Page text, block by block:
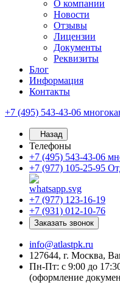
О компании
Новости
Отзывы
Лицензии
Документы
Реквизиты
Блог
Информация
Контакты
+7 (495) 543-43-06
Назад
Телефоны
+7 (495) 543-43-06
+7 (977) 105-25-95
+7 (977) 123-16-19
+7 (931) 012-10-76
Заказать звонок
info@atlastpk.ru
127644, г. Москва,
Пн-Пт: с 9:00 до
(оформление